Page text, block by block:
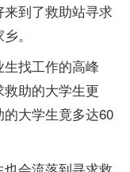
到了救助站寻求
。
找工作的高峰
助的大学生更
大学生竟多达60